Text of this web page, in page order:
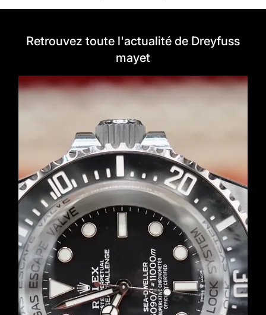
Retrouvez toute l'actualité de Dreyfuss
mayet